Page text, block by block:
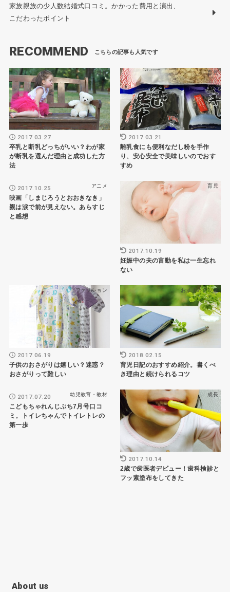
家族親族の少人数結婚式口コミ。かかった費用と演出、
こだわったポイント
RECOMMEND
成長
2017.03.27
卒乳と断乳どっちがいい？わが家
が断乳を選んだ理由と成功した方
法
育児
2017.03.21
離乳食にも便利なだし粉を手作
り、安心安全で美味しいのでおす
すめ
アニメ
2017.10.25
映画「しまじろうとおおきなき」
親は涙で前が見えない。あらすじ
と感想
育児
2017.10.19
妊娠中の夫の言動を私は一生忘れ
ない
ファッション
2017.06.19
子供のおさがりは嬉しい？迷惑？
おさがりって難しい
おすすめグッズ
2018.02.15
育児日記のおすすめ紹介。書くべ
き理由と続けられるコツ
幼児教育・教材
2017.07.20
こどもちゃれんじぷち7月号口コ
ミ。トイレちゃんでトイレトレの
第一歩
成長
2017.10.14
2歳で歯医者デビュー！歯科検診と
フッ素塗布をしてきた
About us